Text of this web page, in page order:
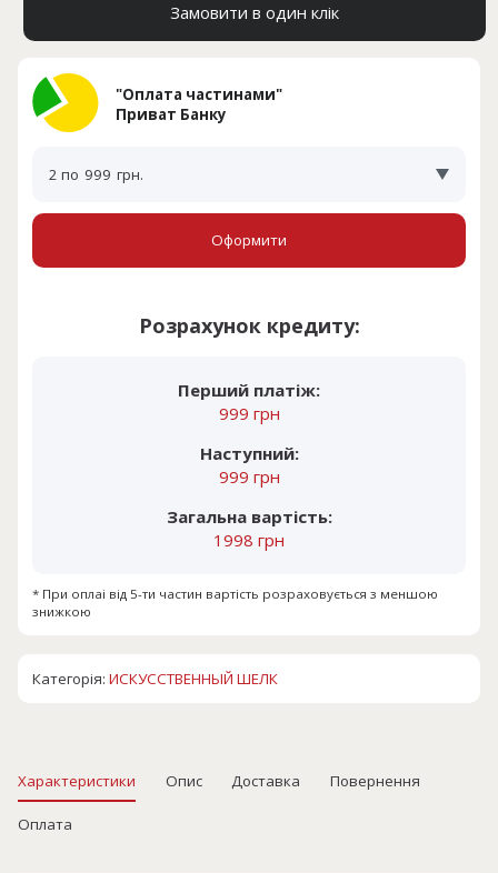
Замовити в один клік
"Оплата частинами"
Приват Банку
2 по 999 грн.
Оформити
Розрахунок кредиту:
Перший платіж:
999 грн
Наступний:
999 грн
Загальна вартість:
1998 грн
* При оплаі від 5-ти частин вартість розраховується з меншою
знижкою
Категорія:ИСКУССТВЕННЫЙ ШЕЛК
Характеристики Опис Доставка Повернення
Оплата